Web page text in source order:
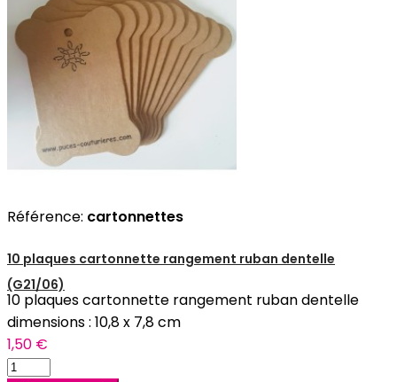
Référence: cartonnettes
10 plaques cartonnette rangement ruban dentelle
(G21/06)
10 plaques cartonnette rangement ruban dentelle
dimensions : 10,8 x 7,8 cm
1,50 €